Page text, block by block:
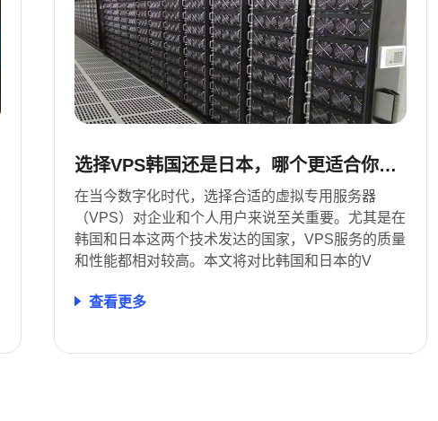
选择VPS韩国还是日本，哪个更适合你的
需求
在当今数字化时代，选择合适的虚拟专用服务器
（VPS）对企业和个人用户来说至关重要。尤其是在
韩国和日本这两个技术发达的国家，VPS服务的质量
和性能都相对较高。本文将对比韩国和日本的V
查看更多